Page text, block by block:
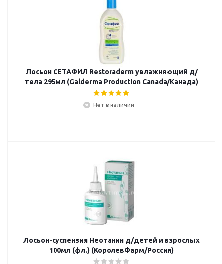
Лосьон СЕТАФИЛ Restoraderm увлажняющий д/
тела 295мл (Galderma Production Canada/Канада)
Нет в наличии
Лосьон-суспензия Неотанин д/детей и взрослых
100мл (фл.) (КоролевФарм/Россия)